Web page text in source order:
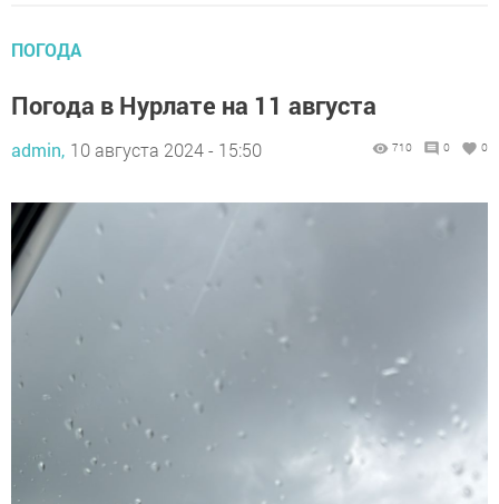
ПОГОДА
Погода в Нурлате на 11 августа
admin, 10 августа 2024 - 15:50 710 0 0